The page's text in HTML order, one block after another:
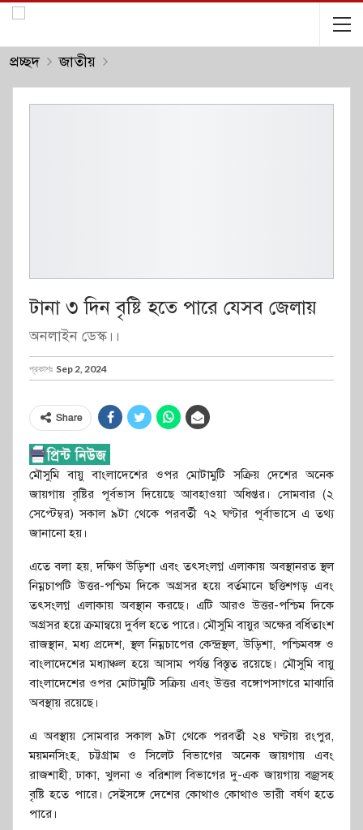
প্রচ্ছদ জাতীয়
টানা ৩ দিন বৃষ্টি হতে পারে যেসব জেলায়
অনলাইন ডেস্ক।।
প্রকাশঃ Sep 2, 2024
Share
মৌসুমি বায়ু বাংলাদেশের ওপর মোটামুটি সক্রিয় দেশের অনেক
জায়গায় বৃষ্টির পূর্বভাস দিয়েছে আবহাওয়া অধিপ্তর। সোমবার (২
সেপ্টেম্বর) সকাল ৯টা থেকে পরবর্তী ৭২ ঘণ্টার পূর্বাভাসে এ তথ্য
জানানো হয়।
এতে বলা হয়, দক্ষিণ উড়িশা এবং তৎসংলগ্ন এলাকায় অবস্থানরত স্থল
নিম্নচাপটি উত্তর-পশ্চিম দিকে অগ্রসর হয়ে বর্তমানে ছত্তিশগড় এবং
তৎসংলগ্ন এলাকায় অবস্থান করছে। এটি আরও উত্তর-পশ্চিম দিকে
অগ্রসর হয়ে ক্রমান্বয়ে দুর্বল হতে পারে। মৌসুমি বায়ুর অক্ষের বর্ধিতাংশ
রাজস্থান, মধ্য প্রদেশ, স্থল নিম্নচাপের কেন্দ্রস্থল, উড়িশা, পশ্চিমবঙ্গ ও
বাংলাদেশের মধ্যাঞ্চল হয়ে আসাম পর্যন্ত বিস্তৃত রয়েছে। মৌসুমি বায়ু
বাংলাদেশের ওপর মোটামুটি সক্রিয় এবং উত্তর বঙ্গোপসাগরে মাঝারি
অবস্থায় রয়েছে।
এ অবস্থায় সোমবার সকাল ৯টা থেকে পরবর্তী ২৪ ঘণ্টায় রংপুর,
ময়মনসিংহ, চট্টগ্রাম ও সিলেট বিভাগের অনেক জায়গায় এবং
রাজশাহী, ঢাকা, খুলনা ও বরিশাল বিভাগের দু-এক জায়গায় বজ্রসহ
বৃষ্টি হতে পারে। সেইসঙ্গে দেশের কোথাও কোথাও ভারী বর্ষণ হতে
পারে।